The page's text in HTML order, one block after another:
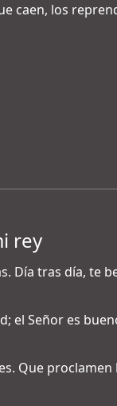
caen, los
rey
Día tras día, te
el Señor es
Que